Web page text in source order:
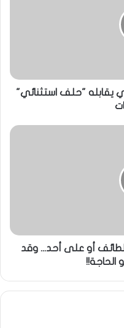
يقابله "حلف استثنائي"
الطائف أو على أحد... وقد
الحاجة!!